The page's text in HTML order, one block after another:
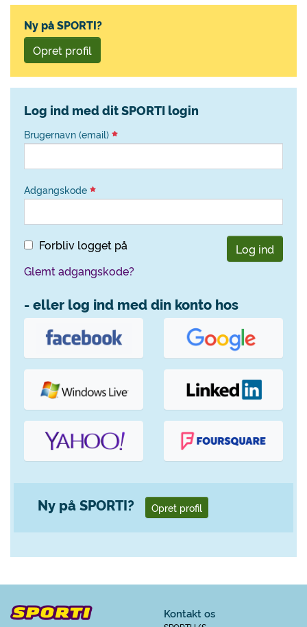
Ny på SPORTI?
Opret profil
Log ind med dit SPORTI login
Brugernavn (email)
Adgangskode
Forbliv logget på
Log ind
Glemt adgangskode?
- eller log ind med din konto hos
Ny på SPORTI? Opret profil
Kontakt os